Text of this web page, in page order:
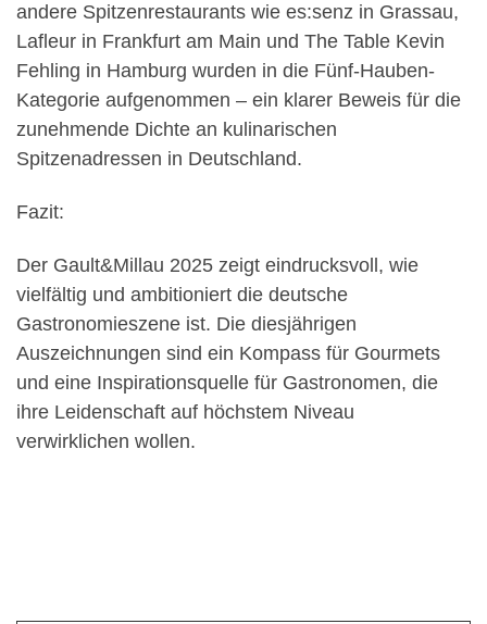
andere Spitzenrestaurants wie es:senz in Grassau,
Lafleur in Frankfurt am Main und The Table Kevin
Fehling in Hamburg wurden in die Fünf-Hauben-
Kategorie aufgenommen – ein klarer Beweis für die
zunehmende Dichte an kulinarischen
Spitzenadressen in Deutschland.
Fazit:
Der Gault&Millau 2025 zeigt eindrucksvoll, wie
vielfältig und ambitioniert die deutsche
Gastronomieszene ist. Die diesjährigen
Auszeichnungen sind ein Kompass für Gourmets
und eine Inspirationsquelle für Gastronomen, die
ihre Leidenschaft auf höchstem Niveau
verwirklichen wollen.